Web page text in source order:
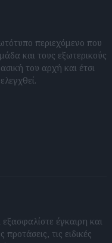
περιεχόμενο που
και τους εξωτερικούς
του αρχή και έτσι
έγκαιρη και
τις ειδικές